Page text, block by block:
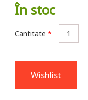
În stoc
Cantitate *
Wishlist